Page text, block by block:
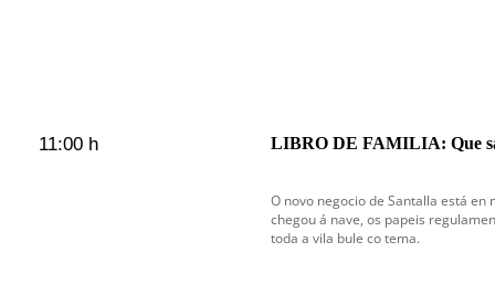
11:00 h LIBRO DE FAMILIA: Que
O novo negocio de Santalla está en
chegou á nave, os papeis
toda a vila bule co tema.